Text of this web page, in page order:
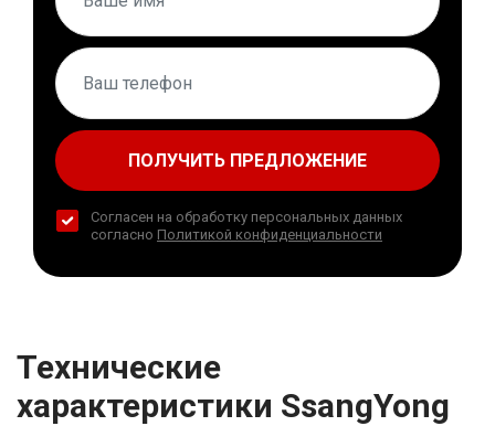
ПОЛУЧИТЬ ПРЕДЛОЖЕНИЕ
Согласен на обработку персональных данных
согласно Политикой конфиденциальности
Технические
характеристики SsangYong